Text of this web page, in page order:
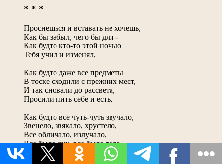
* * *
Проснешься и вставать не хочешь,
Как бы забыл, чего бы для -
Как будто кто-то этой ночью
Тебя учил и изменял,
Как будто даже все предметы
В тоске сходили с прежних мест,
И так сновали до рассвета,
Просили пить себе и есть,
Как будто все чуть-чуть звучало,
Звенело, звякало, хрустело,
Все обличало, излучало,
Все было дух, все было тело,
Как будто жизнь была повсюду,